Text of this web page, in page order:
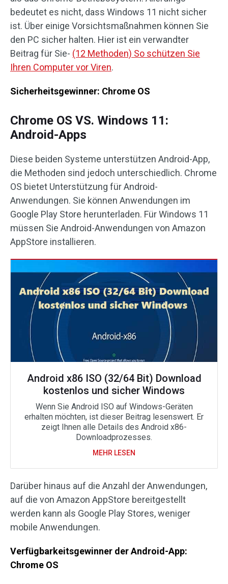
bedeutet es nicht, dass Windows 11 nicht sicher
ist. Über einige Vorsichtsmaßnahmen können Sie
den PC sicher halten. Hier ist ein verwandter
Beitrag für Sie- (12 Methoden) So schützen Sie
Ihren Computer vor Viren.
Sicherheitsgewinner: Chrome OS
Chrome OS VS. Windows 11:
Android-Apps
Diese beiden Systeme unterstützen Android-App,
die Methoden sind jedoch unterschiedlich. Chrome
OS bietet Unterstützung für Android-
Anwendungen. Sie können Anwendungen im
Google Play Store herunterladen. Für Windows 11
müssen Sie Android-Anwendungen von Amazon
AppStore installieren.
Android x86 ISO (32/64 Bit) Download
kostenlos und sicher Windows
Wenn Sie Android ISO auf Windows-Geräten
erhalten möchten, ist dieser Beitrag lesenswert. Er
zeigt Ihnen alle Details des Android x86-
Downloadprozesses.
MEHR LESEN
Darüber hinaus auf die Anzahl der Anwendungen,
auf die von Amazon AppStore bereitgestellt
werden kann als Google Play Stores, weniger
mobile Anwendungen.
Verfügbarkeitsgewinner der Android-App:
Chrome OS